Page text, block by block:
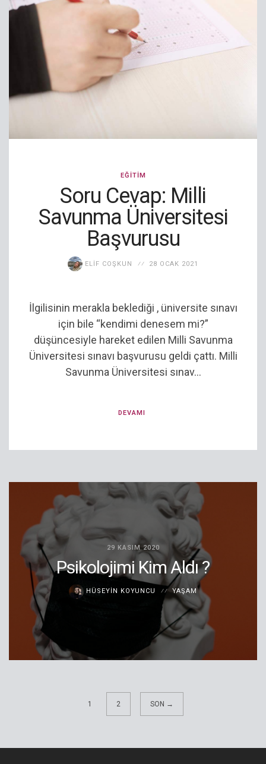
EĞITIM
Soru Cevap: Milli
Savunma Üniversitesi
Başvurusu
ELIF COŞKUN 28 OCAK 2021
İlgilisinin merakla beklediği , üniversite sınavı
için bile “kendimi denesem mi?”
düşüncesiyle hareket edilen Milli Savunma
Üniversitesi sınavı başvurusu geldi çattı. Milli
Savunma Üniversitesi sınav...
DEVAMI
29 KASIM 2020
Psikolojimi Kim Aldı ?
HÜSEYIN KOYUNCU YAŞAM
1 2 SON →